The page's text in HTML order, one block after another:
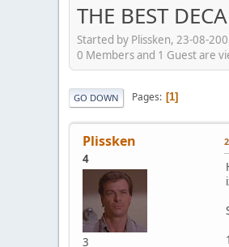
THE BEST
Started by Plissken, 23-08-
0 Members and 1 Guest are
GO DOWN Pages 1
Plissken
4
3